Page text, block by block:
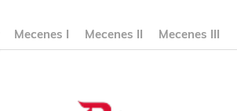
Mecenes I Mecenes II Mecenes III